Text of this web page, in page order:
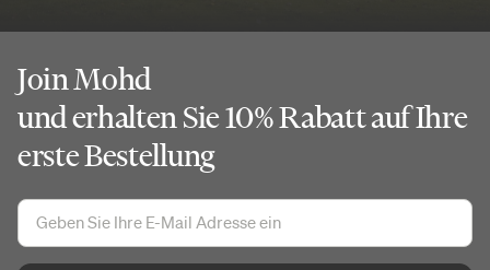
Join Mohd
und erhalten Sie 10% Rabatt auf Ihre
erste Bestellung